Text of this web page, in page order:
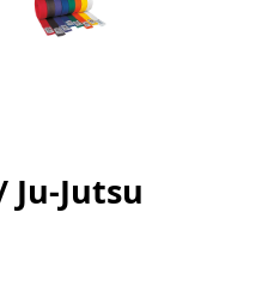
Ju-Jutsu